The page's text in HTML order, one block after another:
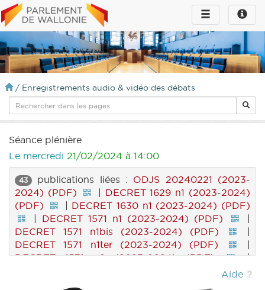
Toggle
infos
Toggle
navigation
/ Enregistrements audio & vidéo des débats
Séance plénière
Le mercredi 21/02/2024 à 14:00
43 publications liées : ODJS 20240221 (2023-
2024) (PDF)
| DECRET 1629 n1 (2023-2024)
(PDF)
| DECRET 1630 n1 (2023-2024) (PDF)
| DECRET 1571 n1 (2023-2024) (PDF)
|
DECRET 1571 n1bis (2023-2024) (PDF)
|
DECRET 1571 n1ter (2023-2024) (PDF)
|
DECRET 1571 n2 (2023-2024) (PDF)
|
|
Aide